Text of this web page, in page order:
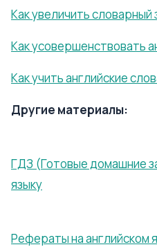
Как увеличить словарный
Как усовершенствовать
Как учить английские
Другие материалы:
ГДЗ (Готовые домашние
языку
Рефераты на английском